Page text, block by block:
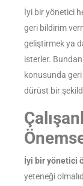
İyi bir yönetici
geri bildirim
geliştirmek ya
isterler.
konusunda
dürüst bir
İyi bir yönetici
yeteneği